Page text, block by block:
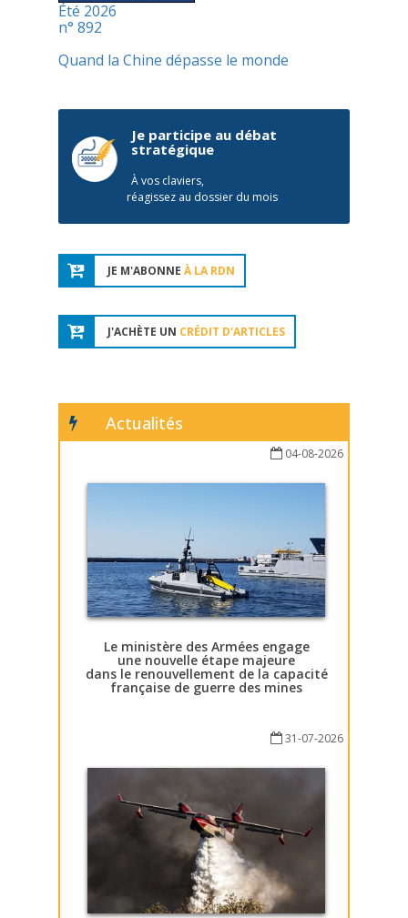
Été 2026
n° 892
Quand la Chine dépasse le monde
Je participe au débat
stratégique
À vos claviers,
réagissez au dossier du mois
JE M'ABONNE À LA RDN
J'ACHÈTE UN CRÉDIT D'ARTICLES
Actualités
04-08-2026
Le ministère des Armées engage
une nouvelle étape majeure
dans le renouvellement de la capacité
française de guerre des mines
31-07-2026